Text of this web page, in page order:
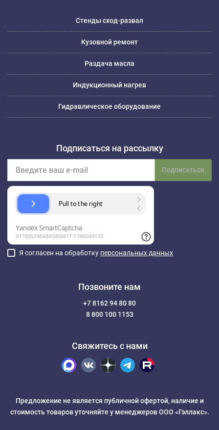
Стенды сход-развал
Кузовной ремонт
Раздача масла
Индукционный нагрев
Гидравлическое оборудование
Подписаться на рассылку
Подписаться
Я согласен на обработку персональных данных
Позвоните нам
+7 8162 94 80 80
8 800 100 1153
Свяжитесь с нами
Предложение не является публичной офертой, наличие и
стоимость товаров уточняйте у менеджеров ООО «Гэллакс».